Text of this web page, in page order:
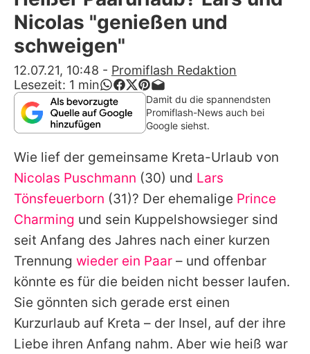
Alle Themen auf Promiflash
App runterladen
Team
Redaktionelle Richtlinien
Impressum
Datenschutzerklärung
Nutzungsbedingungen
Utiq verwalten
Nicolas "genießen und
schweigen"
12.07.21, 10:48 - Promiflash Redaktion
Lesezeit: 1 min
Damit du die spannendsten
Promiflash-News auch bei
Google siehst.
Wie lief der gemeinsame Kreta-Urlaub von
Nicolas Puschmann (30) und Lars
Tönsfeuerborn (31)? Der ehemalige Prince
Charming und sein Kuppelshowsieger sind
seit Anfang des Jahres nach einer kurzen
Trennung wieder ein Paar – und offenbar
könnte es für die beiden nicht besser laufen.
Sie gönnten sich gerade erst einen
Kurzurlaub auf Kreta – der Insel, auf der ihre
Liebe ihren Anfang nahm. Aber wie heiß war